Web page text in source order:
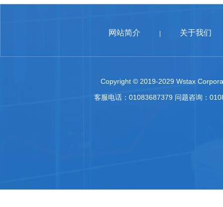
网站简介 关于我们
Copyright © 2019-2029 Wstax
客服电话：01083687379 问题咨询：